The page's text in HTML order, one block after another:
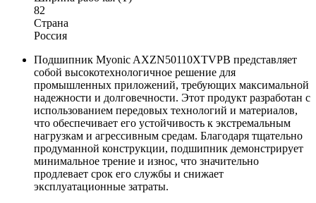
82
Страна
Россия
Подшипник Myonic AXZN50110XTVPB представляет
собой высокотехнологичное решение для
промышленных приложений, требующих максимальной
надежности и долговечности. Этот продукт разработан с
использованием передовых технологий и материалов,
что обеспечивает его устойчивость к экстремальным
нагрузкам и агрессивным средам. Благодаря тщательно
продуманной конструкции, подшипник демонстрирует
минимальное трение и износ, что значительно
продлевает срок его службы и снижает
эксплуатационные затраты.